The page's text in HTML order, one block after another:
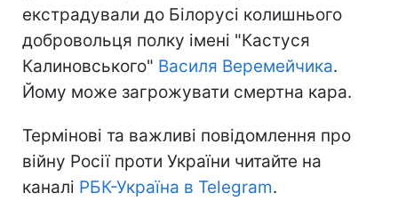
екстрадували до Білорусі колишнього
добровольця полку імені "Кастуся
Калиновського" Василя Веремейчика.
Йому може загрожувати смертна кара.
Термінові та важливі повідомлення про
війну Росії проти України читайте на
каналі РБК-Україна в Telegram.